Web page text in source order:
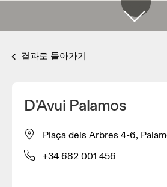
결과로 돌아가기
D'Avui Palamos
Plaça dels Arbres 4-6,
+34 682 001 456